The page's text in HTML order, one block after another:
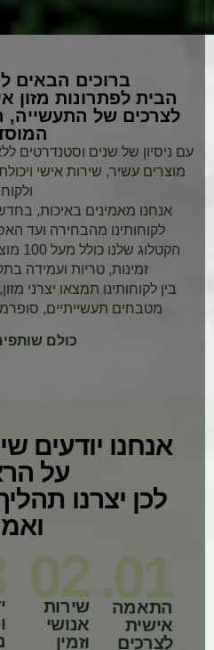
ברוכים הבאים
הבית לפתרונות מזון
לצרכים של התעשייה,
עם ניסיון של שנים וסטנדרטים
מוצרים עשיר, שירות אישי
ולקוח.
אנחנו מאמינים באיכות,
לקוחותינו מהבחירה ועד
הקטלוג
זמינות, טריות ועמידה
בין לקוחותינו תמצאו יצרני
מטבחים תעשייתיים,
כולם
אנחנו יודעים
על
לכן יצרנו
01.
התאמה
אישית
לצרכים
02
שירות
אנושי
וזמין